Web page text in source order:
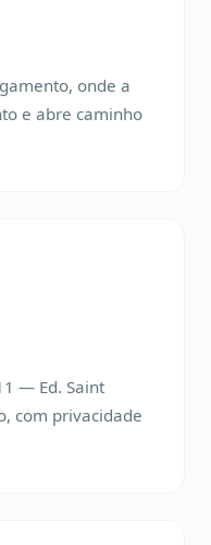
onde a
e abre caminho
— Ed. Saint
com privacidade